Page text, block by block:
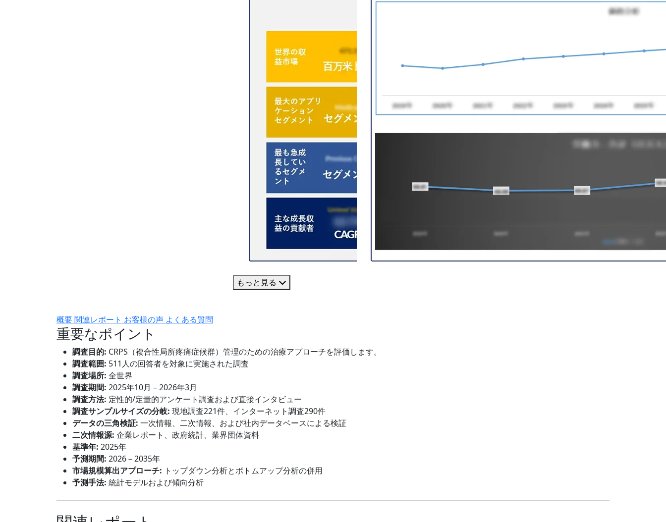
もっと見る
概要関連レポート お客様の声 よくある質問
重要なポイント
調査目的: CRPS（複合性局所疼痛症候群）管理のための治療アプローチを評価します。
調査範囲: 511人の回答者を対象に実施された調査
調査場所: 全世界
調査期間: 2025年10月 – 2026年3月
調査方法: 定性的/定量的アンケート調査および直接インタビュー
調査サンプルサイズの分岐: 現地調査221件、インターネット調査290件
データの三角検証: 一次情報、二次情報、および社内データベースによる検証
二次情報源: 企業レポート、政府統計、業界団体資料
基準年: 2025年
予測期間: 2026－2035年
市場規模算出アプローチ: トップダウン分析とボトムアップ分析の併用
予測手法: 統計モデルおよび傾向分析